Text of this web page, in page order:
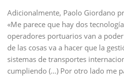
Adicionalmente, Paolo Giordano
«Me parece que hay dos
operadores portuarios van a
de las cosas va a hacer que la
sistemas de transportes
cumpliendo (…) Por otro lado me